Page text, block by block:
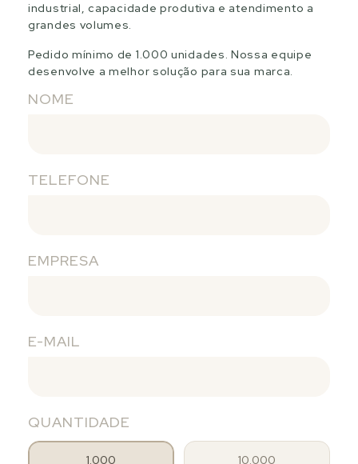
industrial, capacidade produtiva e atendimento a
grandes volumes.
Pedido mínimo de 1.000 unidades. Nossa equipe
desenvolve a melhor solução para sua marca.
NOME
TELEFONE
EMPRESA
E-MAIL
QUANTIDADE
1.000 10.000